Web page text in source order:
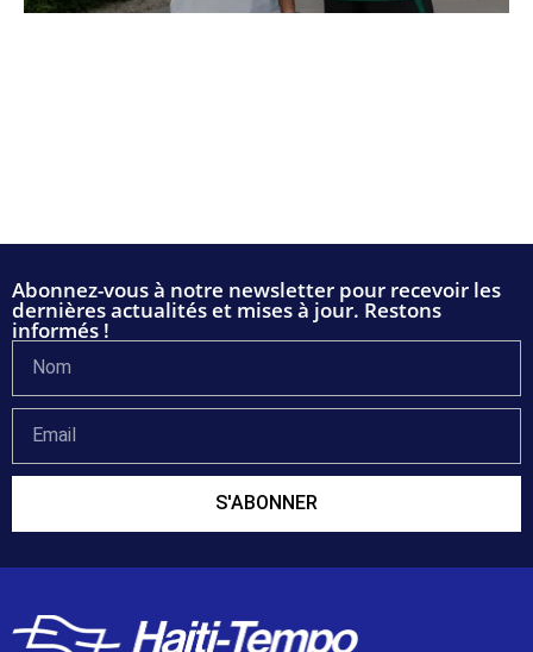
Abonnez-vous à notre newsletter pour recevoir les
dernières actualités et mises à jour. Restons
informés !
S'ABONNER